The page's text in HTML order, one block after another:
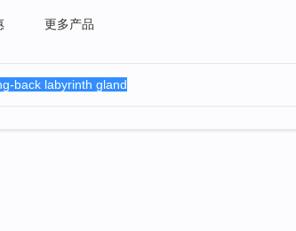
更多产品